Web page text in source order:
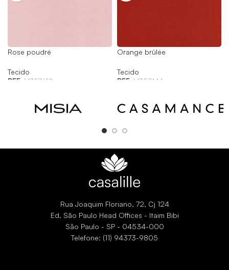
Rose poudré
Tecido
REF: M357610
Orange brûlée
Tecido
REF: M357444
Rua Joaquim Floriano, 72, Cj 124
Ed. São Paulo Head Offices - Itaim Bibi
São Paulo - SP - 04534-000
Telefone: (11) 94373-9805